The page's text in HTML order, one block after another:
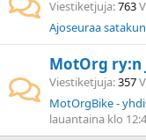
Viestiketjuja 763
Ajoseuraa
MotOrg ry:n
Viestiketjuja 357
MotOrgBike -
lauantaina klo